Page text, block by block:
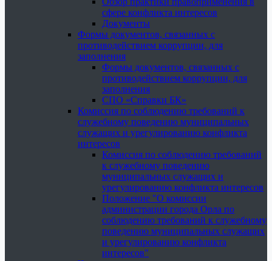
сфере конфликта интересов
Документы
Формы документов, связанных с
противодействием коррупции, для
заполнения
Формы документов, связанных с
противодействием коррупции, для
заполнения
СПО «Справки БК»
Комиссия по соблюдению требований к
служебному поведению муниципальных
служащих и урегулированию конфликта
интересов
Комиссия по соблюдению требований
к служебному поведению
муниципальных служащих и
урегулированию конфликта интересов
Положение "О комиссии
администрации города Орла по
соблюдению требований к служебному
поведению муниципальных служащих
и урегулированию конфликта
интересов"